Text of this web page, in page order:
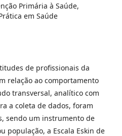
Primária à Saúde,
em Saúde
de profissionais da
relação ao comportamento
transversal, analítico com
a coleta de dados, foram
sendo um instrumento de
população, a Escala Eskin de